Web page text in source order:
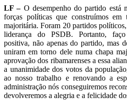
LF – O desempenho do partido está
forças políticas que construímos em
majoritária. Foram 20 partidos
liderança do PSDB. Portanto,
positiva, não apenas do partido, mas
uniram em torno dele numa chapa
aprovação dos ribamarenses a essa
a unanimidade dos votos da
ao nosso trabalho e renovando a
administração nós conseguiremos
devolveremos a alegria e a felicidade